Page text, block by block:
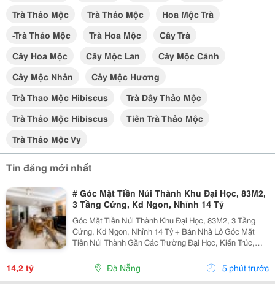
Trà Thảo Mộc
Trà Thảo Mộc
Hoa Mộc Trà
-trà Thảo Mộc
Trà Hoa Mộc
Cây Trà
Cây Hoa Mộc
Cây Mộc Lan
Cây Mộc Cảnh
Cây Mộc Nhân
Cây Mộc Hương
Trà Thao Mộc Hibiscus
Trà Dây Thảo Mộc
Trà Thảo Mộc Hibiscus
Tiên Trà Thảo Mộc
Trà Thảo Mộc Vy
Tin đăng mới nhất
# Góc Mặt Tiền Núi Thành Khu Đại Học, 83M2,
3 Tầng Cứng, Kd Ngon, Nhỉnh 14 Tỷ
Góc Mặt Tiền Núi Thành Khu Đại Học, 83M2, 3 Tầng
Cứng, Kd Ngon, Nhỉnh 14 Tỷ + Bán Nhà Lô Góc Mặt
Tiền Núi Thành Gần Các Trường Đại Học, Kiến Trúc,
Đông Á, Downtown&Hellip; + Dt 83M2, 2 Mặt Thoáng
(Kẹp Kiệt 5M), 3 Tầng Kiên Cố, Sạch Đẹp▪️ T1: Sân Để...
14,2 tỷ Đà Nẵng 5 phút trước